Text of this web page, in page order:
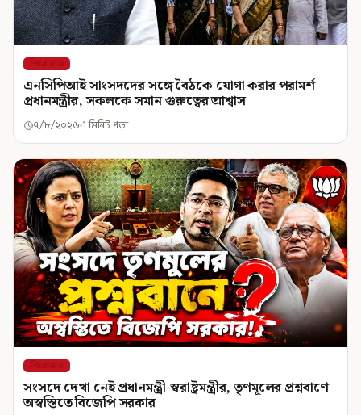
শিরোনাম
এনসিপিআই সাংসদদের সঙ্গে বৈঠকে যোগা করার পরামর্শ
প্রধানমন্ত্রীর, সকলকে সমান গুরুত্বের আশ্বাস
৭/৮/২০২৬ 1 মিনিট পড়া
শিরোনাম
সংসদে দেখা নেই প্রধানমন্ত্রী-স্বরাষ্ট্রমন্ত্রীর, তৃণমূলের প্রশ্নবাণে
অস্বস্তিতে বিজেপি সরকার